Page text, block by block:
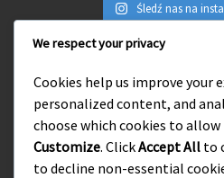
Śledź nas na
Wejdź na naszego facebooka
We respect your privacy
Cookies help us improve your
personalized content, and
choose which cookies to allow
Customize. ClickAccept All to
to decline non-essential